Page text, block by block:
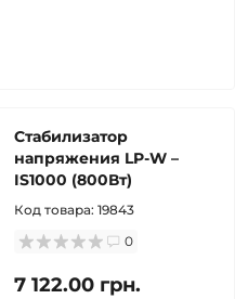
Стабилизатор
напряжения LP-W –
IS1000 (800Вт)
Код товара: 19843
0
7 122.00 грн.